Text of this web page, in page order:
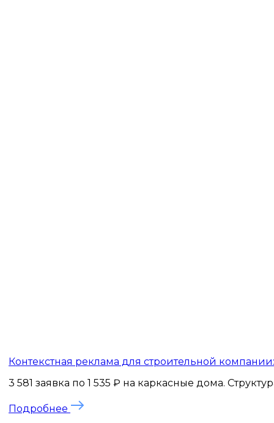
Контекстная реклама для строительной
3 581 заявка по 1 535 ₽ на каркасные дома.
Подробнее